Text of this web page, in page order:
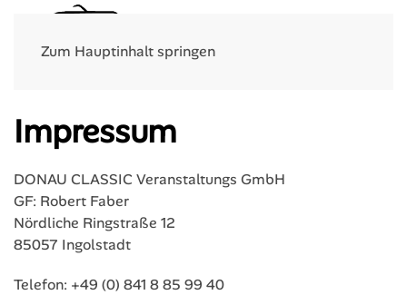
Zum Hauptinhalt springen
Impressum
DONAU CLASSIC Veranstaltungs GmbH
GF: Robert Faber
Nördliche Ringstraße 12
85057 Ingolstadt
Telefon: +49 (0) 841 8 85 99 40